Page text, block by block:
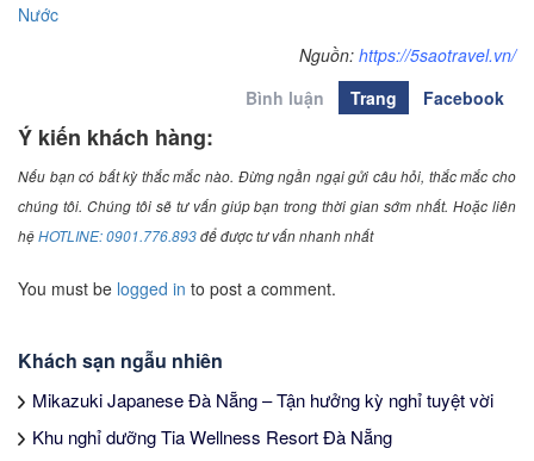
Nước
Nguồn: https://5saotravel.vn/
Bình luận
Trang Facebook
Ý kiến khách hàng:
Nếu bạn có bất kỳ thắc mắc nào. Đừng ngần ngại gửi câu hỏi, thắc mắc cho
chúng tôi. Chúng tôi sẽ tư vấn giúp bạn trong thời gian sớm nhất. Hoặc liên
hệHOTLINE: 0901.776.893để được tư vấn nhanh nhất
You must be logged in to post a comment.
Khách sạn ngẫu nhiên
Mikazuki Japanese Đà Nẵng – Tận hưởng kỳ nghỉ tuyệt vời
Khu nghỉ dưỡng Tia Wellness Resort Đà Nẵng